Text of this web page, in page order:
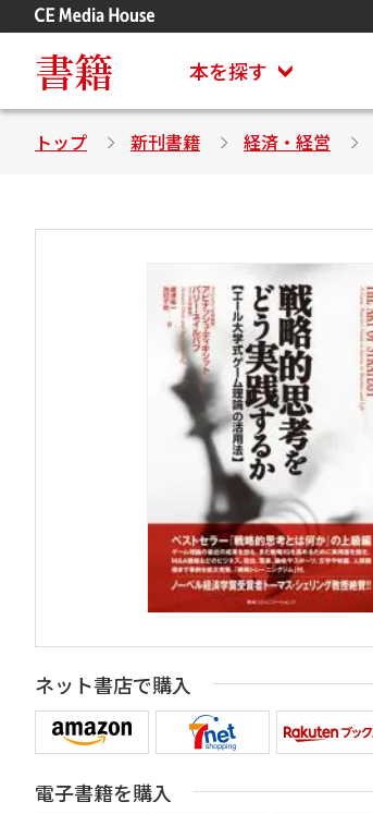
書籍 本を探す
トップ 新刊書籍 経済・経営
ネット書店で購入
電子書籍を購入